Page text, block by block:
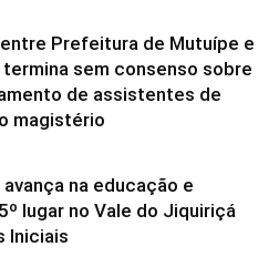
Prefeitura de Mutuípe e
termina sem consenso sobre
de assistentes de
magistério
na educação e
lugar no Vale do Jiquiriçá
Iniciais